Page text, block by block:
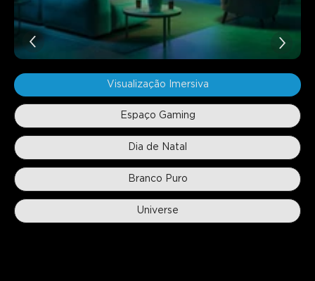
Visualização Imersiva
Espaço Gaming
Dia de Natal
Branco Puro
Universe